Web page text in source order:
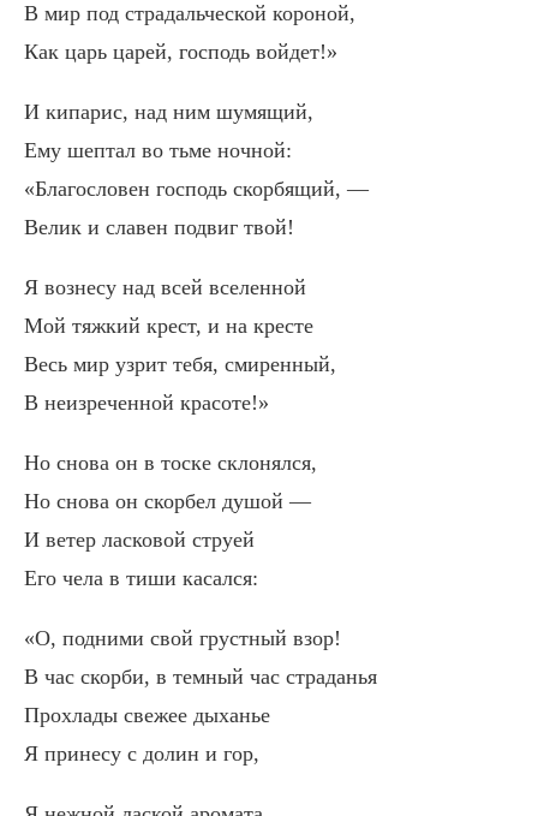
В мир под страдальческой короной,
Как царь царей, господь войдет!»
И кипарис, над ним шумящий,
Ему шептал во тьме ночной:
«Благословен господь скорбящий, —
Велик и славен подвиг твой!
Я вознесу над всей вселенной
Мой тяжкий крест, и на кресте
Весь мир узрит тебя, смиренный,
В неизреченной красоте!»
Но снова он в тоске склонялся,
Но снова он скорбел душой —
И ветер ласковой струей
Его чела в тиши касался:
«О, подними свой грустный взор!
В час скорби, в темный час страданья
Прохлады свежее дыханье
Я принесу с долин и гор,